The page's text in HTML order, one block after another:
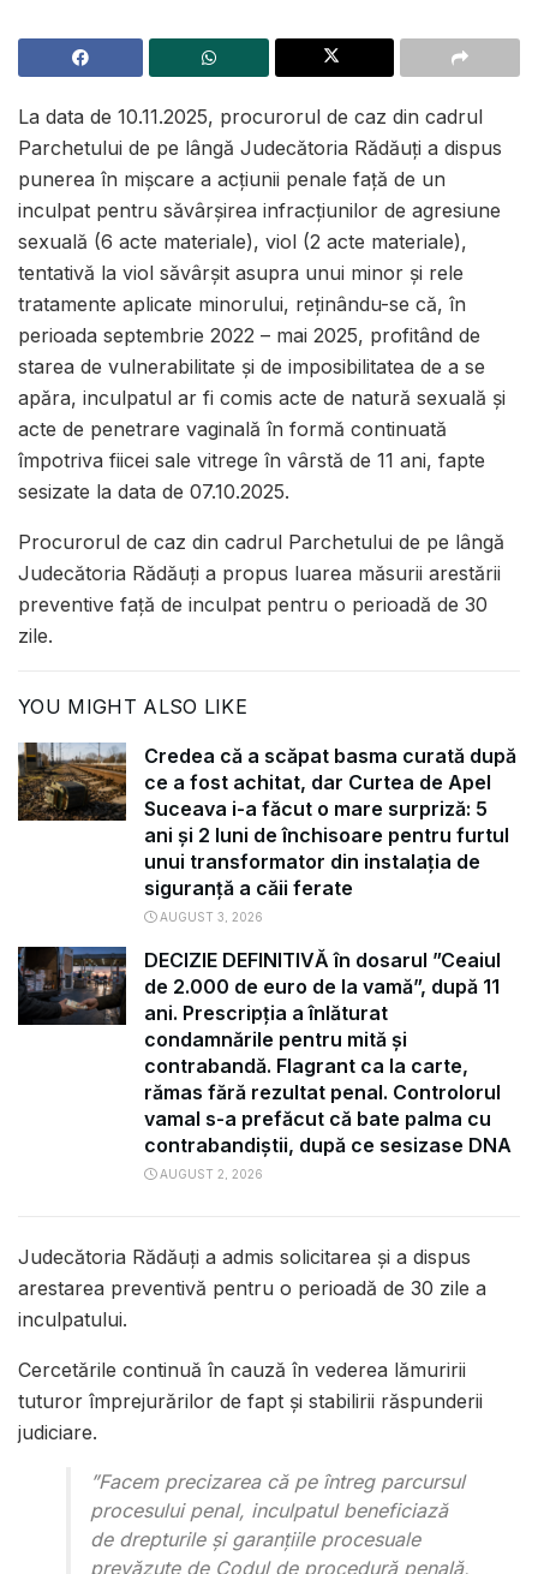
La data de 10.11.2025, procurorul de caz din cadrul
Parchetului de pe lângă Judecătoria Rădăuți a dispus
punerea în mișcare a acțiunii penale față de un
inculpat pentru săvârșirea infracțiunilor de agresiune
sexuală (6 acte materiale), viol (2 acte materiale),
tentativă la viol săvârșit asupra unui minor și rele
tratamente aplicate minorului, reținându-se că, în
perioada septembrie 2022 – mai 2025, profitând de
starea de vulnerabilitate și de imposibilitatea de a se
apăra, inculpatul ar fi comis acte de natură sexuală și
acte de penetrare vaginală în formă continuată
împotriva fiicei sale vitrege în vârstă de 11 ani, fapte
sesizate la data de 07.10.2025.
Procurorul de caz din cadrul Parchetului de pe lângă
Judecătoria Rădăuți a propus luarea măsurii arestării
preventive față de inculpat pentru o perioadă de 30
zile.
YOU MIGHT ALSO LIKE
Credea că a scăpat basma curată după
ce a fost achitat, dar Curtea de Apel
Suceava i-a făcut o mare surpriză: 5
ani și 2 luni de închisoare pentru furtul
unui transformator din instalația de
siguranță a căii ferate
AUGUST 3, 2026
DECIZIE DEFINITIVĂ în dosarul ”Ceaiul
de 2.000 de euro de la vamă”, după 11
ani. Prescripția a înlăturat
condamnările pentru mită și
contrabandă. Flagrant ca la carte,
rămas fără rezultat penal. Controlorul
vamal s-a prefăcut că bate palma cu
contrabandiștii, după ce sesizase DNA
AUGUST 2, 2026
Judecătoria Rădăuți a admis solicitarea și a dispus
arestarea preventivă pentru o perioadă de 30 zile a
inculpatului.
Cercetările continuă în cauză în vederea lămuririi
tuturor împrejurărilor de fapt şi stabilirii răspunderii
judiciare.
”Facem precizarea că pe întreg parcursul
procesului penal, inculpatul beneficiază
de drepturile și garanțiile procesuale
prevăzute de Codul de procedură penală,